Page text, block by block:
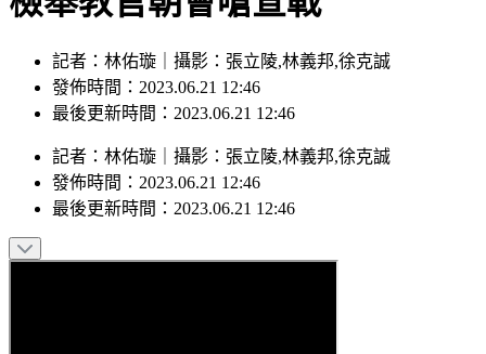
記者：林佑璇｜攝影：張立陵,林義邦,徐克誠
發佈時間：2023.06.21 12:46
最後更新時間：2023.06.21 12:46
記者 ： 林佑璇 攝影 ： 張立陵,林義邦,徐克誠
發佈時間： 2023.06.21 12:46
最後更新時間： 2023.06.21 12:46